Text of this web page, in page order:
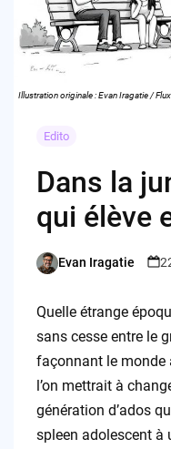
Illustration originale : Evan Iragatie / Flux
Edito
Dans la
qui élève
Posted
Evan Iragatie
Quelle étrange
sans cesse entre le
façonnant le monde
l’on mettrait à
génération d’ados
spleen adolescent à